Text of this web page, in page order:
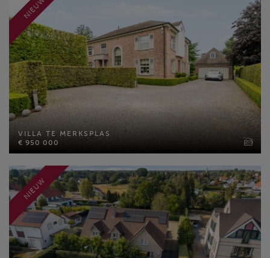
VILLA TE MERKSPLAS
€ 950 000
NIEUW
€ 950 000
MEER INFO
NIEUW